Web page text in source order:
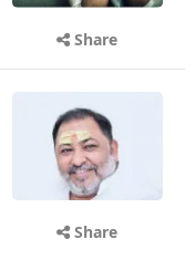
Share
Share